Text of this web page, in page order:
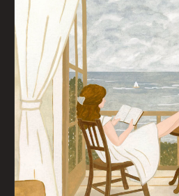
🍪 সাইটটি চালু রাখতে কিছু প্রয়োজনীয় কুকি ব্যবহার
পরিসংখ্যানের কুকিও ব্যবহার করব, যাতে বুঝতে পারি কোন
শুধু প্রয়োজনীয় সব ঠিক আছে